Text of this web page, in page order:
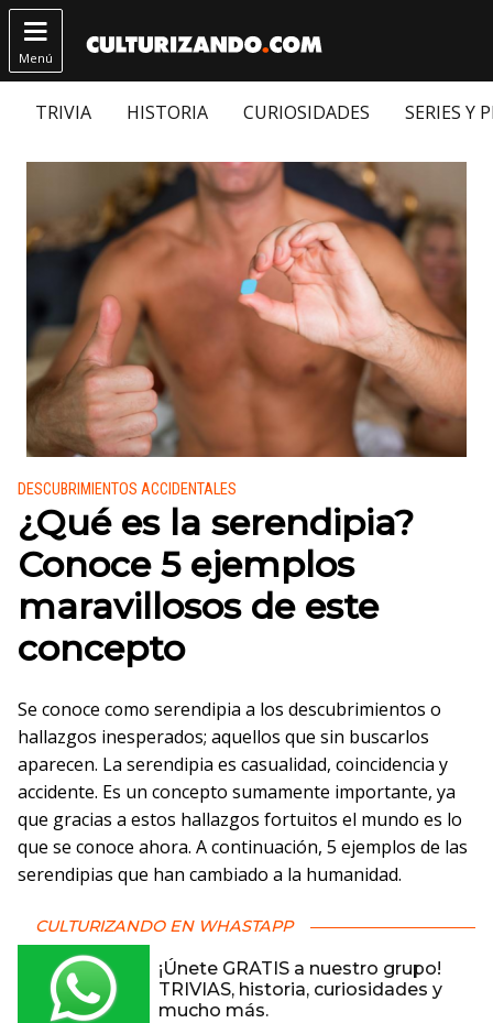

Menú
TRIVIA HISTORIA CURIOSIDADES SERIES Y
Publicado en:
DESCUBRIMIENTOS ACCIDENTALES
¿Qué es la serendipia?
Conoce 5 ejemplos
maravillosos de este
concepto
Se conoce como serendipia a los descubrimientos o
hallazgos inesperados; aquellos que sin buscarlos
aparecen. La serendipia es casualidad, coincidencia y
accidente. Es un concepto sumamente importante, ya
que gracias a estos hallazgos fortuitos el mundo es lo
que se conoce ahora. A continuación, 5 ejemplos de las
serendipias que han cambiado a la humanidad.
CULTURIZANDO EN WHASTAPP
¡Únete GRATIS a nuestro grupo!
TRIVIAS, historia, curiosidades y
mucho más.